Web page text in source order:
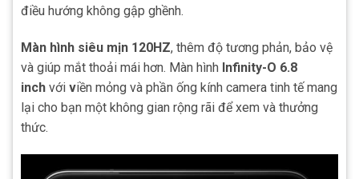
điều hướng không gập ghềnh.
Màn hình siêu mịn 120HZ, thêm độ tương phản, bảo vệ
và giúp mắt thoải mái hơn. Màn hình Infinity-O 6.8
inch với viền mỏng và phần ống kính camera tinh tế mang
lại cho bạn một không gian rộng rãi để xem và thưởng
thức.